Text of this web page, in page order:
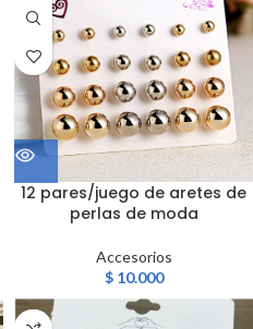
12 pares/juego de aretes de
perlas de moda
Accesorios
$10.000